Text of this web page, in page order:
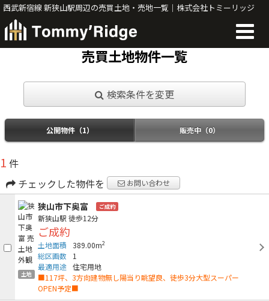
西武新宿線 新狭山駅周辺の売買土地・売地一覧｜株式会社トミーリッジ
売買土地物件一覧
検索条件を変更
公開物件（1） 販売中（0）
1 件
チェックした物件を
お問い合わせ
土地
狭山市下奥富 ご成約
新狭山駅 徒歩12分
ご成約
土地面積 389.00m2
総区画数
1
最適用途 住宅用地
■117坪、3方向建物無し陽当り眺望良、徒歩3分大型スーパー
OPEN予定■